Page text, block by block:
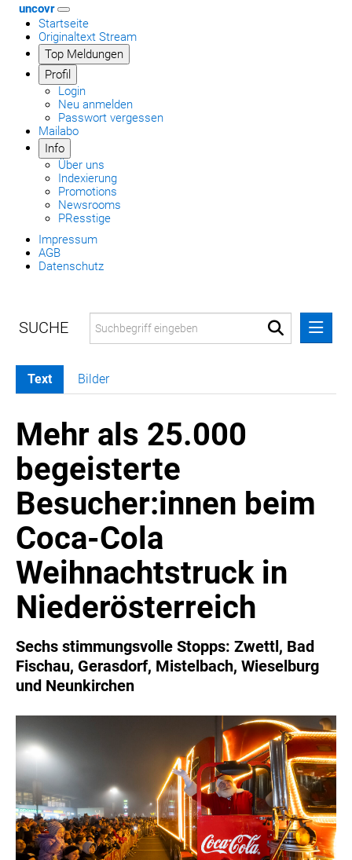
uncovr
Startseite
Originaltext Stream
Top Meldungen
Profil
Login
Neu anmelden
Passwort vergessen
Mailabo
Info
Über uns
Indexierung
Promotions
Newsrooms
PResstige
Impressum
AGB
Datenschutz
MELDUNGEN
COCA-COLA
Coca-Cola CUP
COCA-COLA HBC ÖSTERREICH
RÖMERQUELLE
ÖSTERREICHISCHE SPORTHILFE
KESCH
BARFLY'S CLUB
SPORTS MEDIA AUSTRIA
CULINARIUS
RECYCLEMICH-INITIATIVE
VIER HOCH VIER
ALFIES
WILHELM-EXNER-MEDAILLEN STIFTUNG
ADMIRAL SPORTWETTEN
EWP RECYCLING PFAND ÖSTERREICH
ANNEMARIE CHARITY
IMPERIAL MARKETS
TRÄGERVEREIN EINWEGPFAND
Text Bilder
Mehr als 25.000
begeisterte
Besucher:innen beim
Coca-Cola
Weihnachtstruck in
Niederösterreich
Sechs stimmungsvolle Stopps: Zwettl, Bad
Fischau, Gerasdorf, Mistelbach, Wieselburg
und Neunkirchen